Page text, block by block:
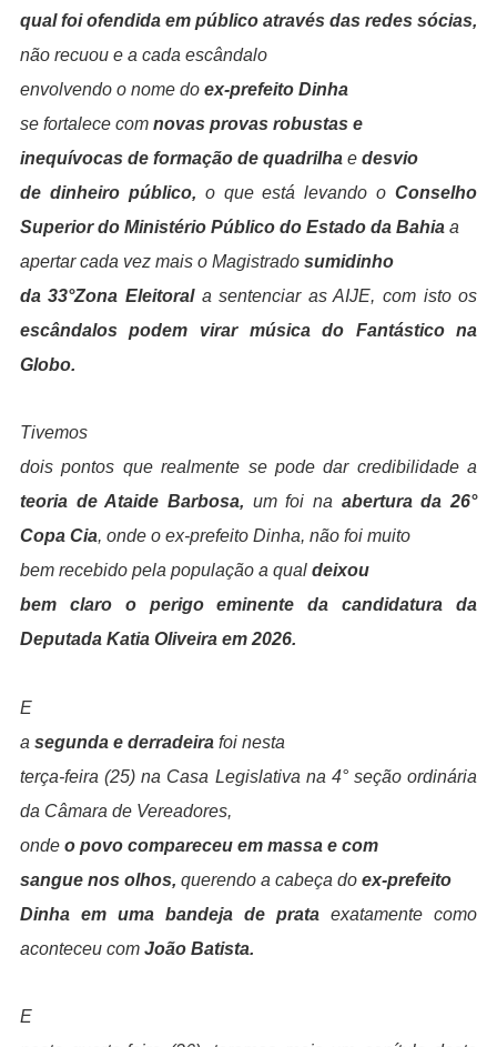
qual foi ofendida em público através das redes sócias,
não recuou e a cada escândalo
envolvendo o nome do ex-prefeito Dinha
se fortalece com novas provas robustas e
inequívocas de formação de quadrilhae desvio
de dinheiro público, o que está levando oConselho
Superior do Ministério Público do Estado da Bahiaa
apertar cada vez mais o Magistrado sumidinho
da 33°Zona Eleitorala sentenciar as AIJE, com isto os
escândalos podem virar música do Fantástico na
Globo.
Tivemos
dois pontos que realmente se pode dar credibilidade a
teoria de Ataide Barbosa, um foi na abertura da 26°
Copa Cia, onde o ex-prefeito Dinha, não foi muito
bem recebido pela população a qual deixou
bem claro o perigo eminente da candidatura da
Deputada Katia Oliveira em 2026.
E
a segunda e derradeirafoi nesta
terça-feira (25) na Casa Legislativa na 4° seção ordinária
da Câmara de Vereadores,
onde o povo compareceu em massa e com
sangue nos olhos, querendo a cabeça do ex-prefeito
Dinha em uma bandeja de prata exatamente como
aconteceu com João Batista.
E